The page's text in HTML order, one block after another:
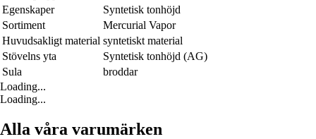
Egenskaper
Syntetisk tonhöjd
Sortiment
Mercurial Vapor
Huvudsakligt material syntetiskt material
Stövelns yta
Syntetisk tonhöjd (AG)
Sula
broddar
Loading...
Loading...
Alla våra varumärken